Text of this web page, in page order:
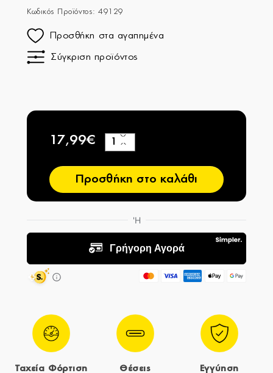
Κωδικός Προϊόντος: 49129
Προσθήκη στα αγαπημένα
Σύγκριση προϊόντος
17,99€
−
+
Προσθήκη στο καλάθι
Ταχεία Φόρτιση Θέσεις Εγγύηση